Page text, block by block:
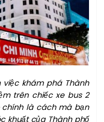
khám phá Thành
trên chiếc xe bus 2
là cách mà bạn
khuất của Thành phố